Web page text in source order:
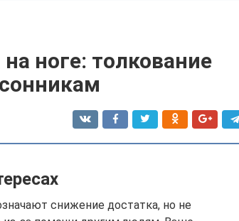
ноге: толкование
снижение достатка, но не